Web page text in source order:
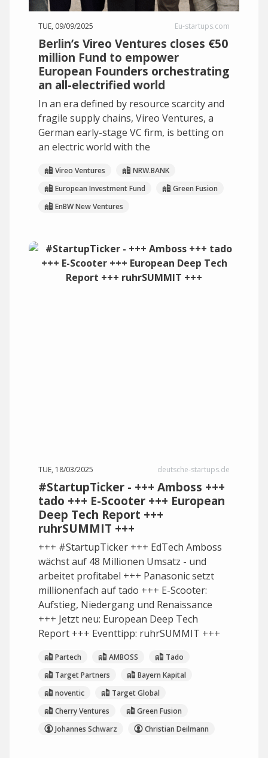
TUE, 09/09/2025 Eu-startups.com
Berlin’s Vireo Ventures closes €50
million Fund to empower
European Founders orchestrating
an all-electrified world
In an era defined by resource scarcity and
fragile supply chains, Vireo Ventures, a
German early-stage VC firm, is betting on
an electric world with the
Vireo Ventures
NRW.BANK
European Investment Fund
Green Fusion
EnBW New Ventures
TUE, 18/03/2025 deutsche-startups.de
#StartupTicker - +++ Amboss +++
tado +++ E-Scooter +++ European
Deep Tech Report +++
ruhrSUMMIT +++
+++ #StartupTicker +++ EdTech Amboss
wächst auf 48 Millionen Umsatz - und
arbeitet profitabel +++ Panasonic setzt
millionenfach auf tado +++ E-Scooter:
Aufstieg, Niedergang und Renaissance
+++ Jetzt neu: European Deep Tech
Report +++ Eventtipp: ruhrSUMMIT +++
Partech AMBOSS
Tado
Target Partners
Bayern Kapital
noventic
Target Global
Cherry Ventures
Green Fusion
Johannes Schwarz
Christian Deilmann